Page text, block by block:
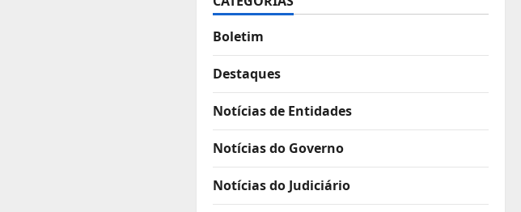
Boletim
Destaques
Notícias de Entidades
Notícias do Governo
Notícias do Judiciário